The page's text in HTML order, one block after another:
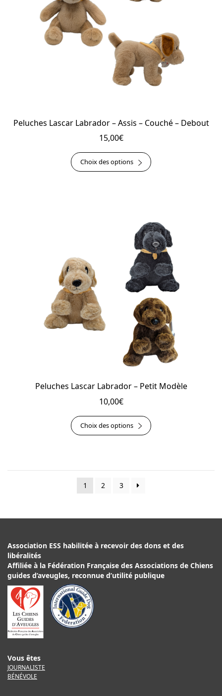
page
du
produit
Peluches Lascar Labrador – Assis – Couché – Debout
15,00€
Choix des options
Ce
Les
options
peuvent
être
choisies
sur
page
du
produit
Peluches Lascar Labrador – Petit Modèle
10,00€
Choix des options
Ce
produit
variations.
être
sur
page
du
1 2 3
Association ESS habilitée à recevoir des dons et des
libéralités
Affiliée à la Fédération Française des Associations de Chiens
guides d’aveugles, reconnue d’utilité publique
Vous êtes
JOURNALISTE
BÉNÉVOLE